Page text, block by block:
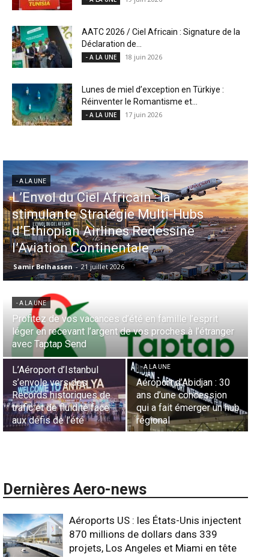
AATC 2026 / Ciel Africain : Signature de la
Déclaration de...
- A LA UNE 18 juin 2026
Lunes de miel d’exception en Türkiye :
Réinventer le Romantisme et...
- A LA UNE 17 juin 2026
- A LA UNE
Aéroports US : les États-Unis
injectent 870 millions de dollars
dans 339 projets, Los Angeles et
Miami en tête
Samir Belhassen - 6 août 2026
- A LA UNE
Aérien & Stratégie : Comment Royal Air Maroc fait de
la diaspora européenne le moteur de son hub de
Casablanca
- A LA UNE
Sécurité des frontières
aériennes en Afrique :
L’appel urgent à
l’harmonisation globale
- A LA UNE
Nominations : Sadri
Essid à la tête de la
Représentation d’Air
France en Tunisie et
Lionel Rault aux
commandes de la région
ANSCO
Dernières Aero-news
Aéroports US : les États-Unis injectent
870 millions de dollars dans 339
projets, Los Angeles et Miami en tête